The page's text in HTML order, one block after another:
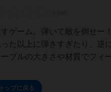
ゲーム。弾いて敵を倒せー
た以上に弾きすぎたり、逆
ブルの大きさや材質でフィ
ップに戻る